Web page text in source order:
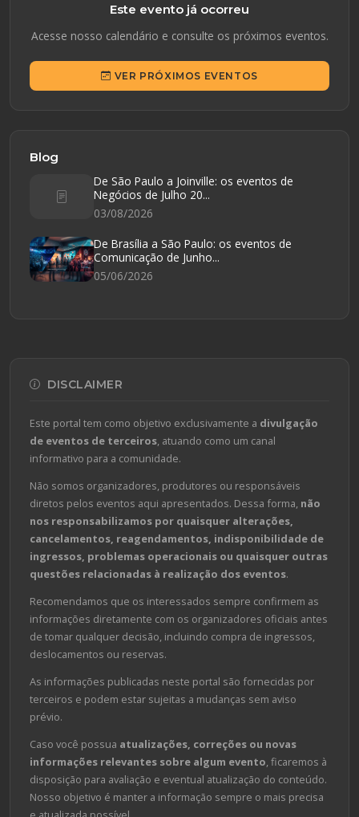
Este evento já ocorreu
Acesse nosso calendário e consulte os próximos eventos.
VER PRÓXIMOS EVENTOS
Blog
De São Paulo a Joinville: os eventos de
Negócios de Julho 20...
03/08/2026
De Brasília a São Paulo: os eventos de
Comunicação de Junho...
05/06/2026
DISCLAIMER
Este portal tem como objetivo exclusivamente a divulgação
de eventos de terceiros , atuando como um canal
informativo para a comunidade.
Não somos organizadores, produtores ou responsáveis
diretos pelos eventos aqui apresentados. Dessa forma, não
nos responsabilizamos por quaisquer alterações,
cancelamentos, reagendamentos, indisponibilidade de
ingressos, problemas operacionais ou quaisquer outras
questões relacionadas à realização dos eventos.
Recomendamos que os interessados sempre confirmem as
informações diretamente com os organizadores oficiais antes
de tomar qualquer decisão, incluindo compra de ingressos,
deslocamentos ou reservas.
As informações publicadas neste portal são fornecidas por
terceiros e podem estar sujeitas a mudanças sem aviso
prévio.
Caso você possua atualizações, correções ou novas
informações relevantes sobre algum evento , ficaremos à
disposição para avaliação e eventual atualização do conteúdo.
Nosso objetivo é manter a informação sempre o mais precisa